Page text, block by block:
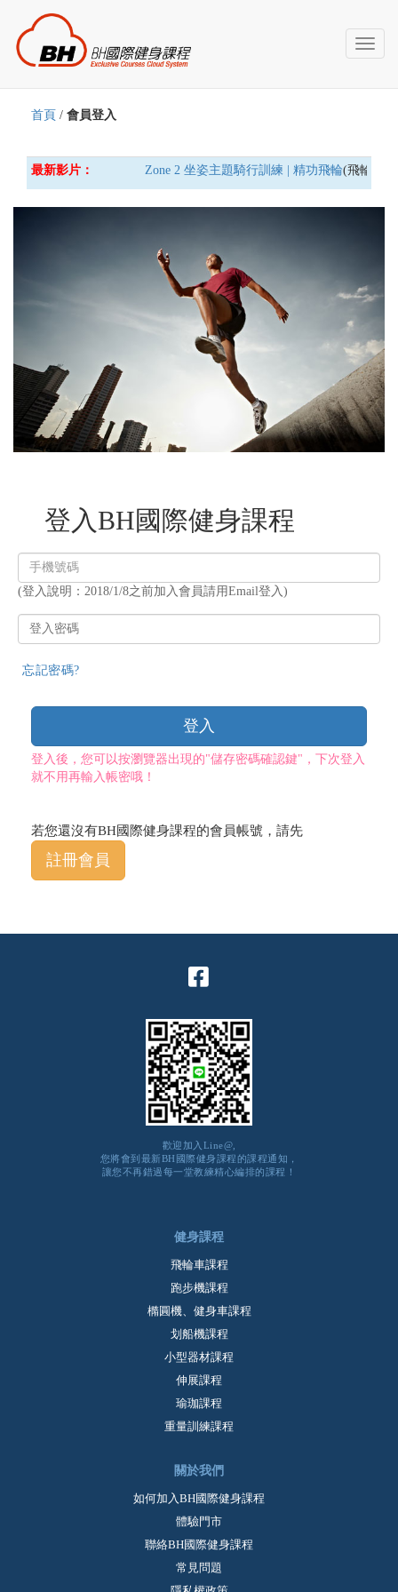
Toggle
首頁 / 會員登入
最新影片： Zone 2 坐姿主題騎行訓練 | 精功飛輪(飛輪車
登入BH國際健身課程
入
帳
號
(登入說明：2018/1/8之前加入會員請用Email登入)
入
碼
忘記密碼?
登入
登入後，您可以按瀏覽器出現的"儲存密碼確認鍵"，下次登入
就不用再輸入帳密哦！
若您還沒有BH國際健身課程的會員帳號，請先
註冊會員
歡迎加入Line@,
您將會到最新BH國際健身課程的課程通知，
讓您不再錯過每一堂教練精心編排的課程！
健身課程
飛輪車課程
跑步機課程
橢圓機、健身車課程
划船機課程
小型器材課程
伸展課程
瑜珈課程
重量訓練課程
關於我們
如何加入BH國際健身課程
體驗門市
聯絡BH國際健身課程
常見問題